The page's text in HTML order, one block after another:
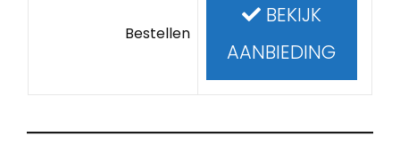
Bestellen
BEKIJK
AANBIEDING